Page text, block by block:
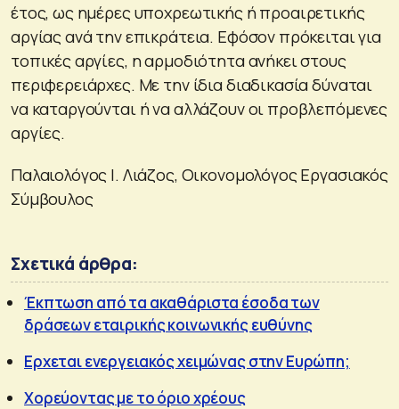
έτος, ως ημέρες υποχρεωτικής ή προαιρετικής
αργίας ανά την επικράτεια. Εφόσον πρόκειται για
τοπικές αργίες, η αρμοδιότητα ανήκει στους
περιφερειάρχες. Με την ίδια διαδικασία δύναται
να καταργούνται ή να αλλάζουν οι προβλεπόμενες
αργίες.
Παλαιολόγος Ι. Λιάζος, Οικονομολόγος Εργασιακός
Σύμβουλος
Σχετικά άρθρα:
Έκπτωση από τα ακαθάριστα έσοδα των
δράσεων εταιρικής κοινωνικής ευθύνης
Ερχεται ενεργειακός χειμώνας στην Ευρώπη;
Χορεύοντας με το όριο χρέους